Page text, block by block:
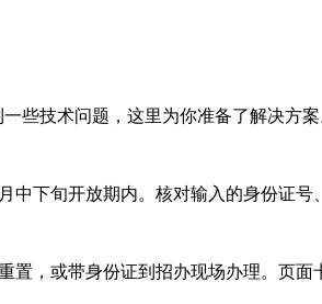
些技术问题，这里为你准备了解决方案
下旬开放期内。核对输入的身份证号
，或带身份证到招办现场办理。页面